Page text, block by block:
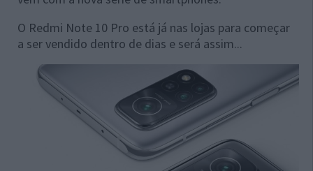
O Redmi Note 10 Pro está já nas lojas para começar
a ser vendido dentro de dias e será assim...